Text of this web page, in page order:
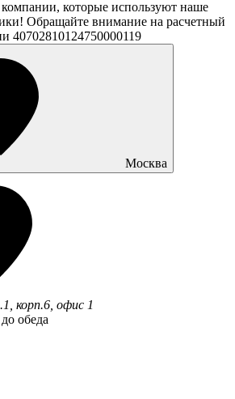
которые используют наше
Обращайте внимание на расчетный
40702810124750000119
Москва
корп.6, офис 1
обеда